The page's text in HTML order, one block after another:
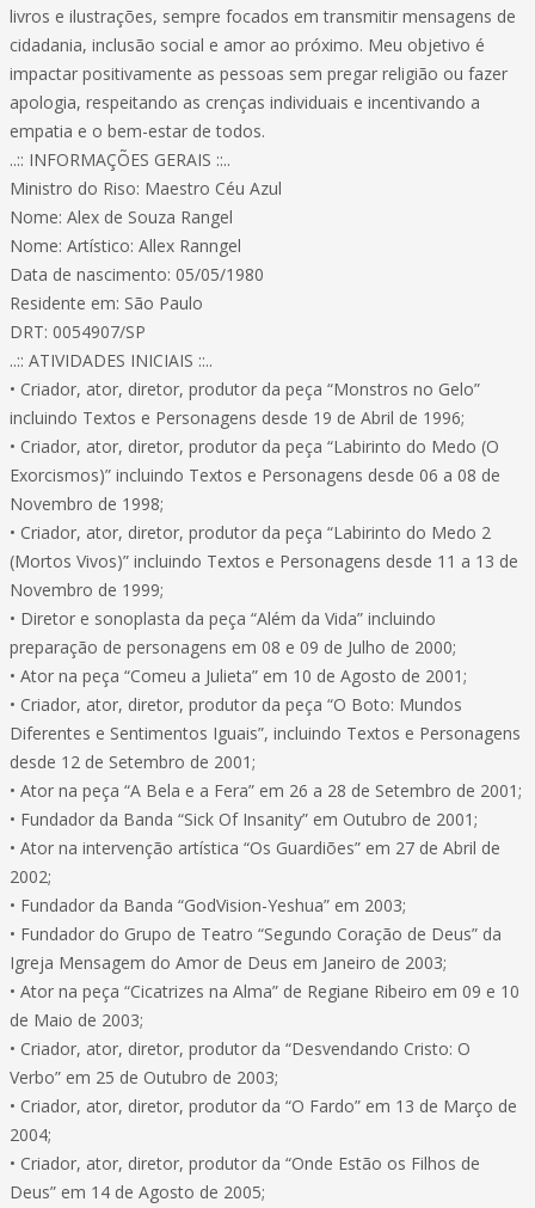
livros e ilustrações, sempre focados em transmitir mensagens de
cidadania, inclusão social e amor ao próximo. Meu objetivo é
impactar positivamente as pessoas sem pregar religião ou fazer
apologia, respeitando as crenças individuais e incentivando a
empatia e o bem-estar de todos.
..:: INFORMAÇÕES GERAIS ::..
Ministro do Riso: Maestro Céu Azul
Nome: Alex de Souza Rangel
Nome: Artístico: Allex Ranngel
Data de nascimento: 05/05/1980
Residente em: São Paulo
DRT: 0054907/SP
..:: ATIVIDADES INICIAIS ::..
• Criador, ator, diretor, produtor da peça “Monstros no Gelo”
incluindo Textos e Personagens desde 19 de Abril de 1996;
• Criador, ator, diretor, produtor da peça “Labirinto do Medo (O
Exorcismos)” incluindo Textos e Personagens desde 06 a 08 de
Novembro de 1998;
• Criador, ator, diretor, produtor da peça “Labirinto do Medo 2
(Mortos Vivos)” incluindo Textos e Personagens desde 11 a 13 de
Novembro de 1999;
• Diretor e sonoplasta da peça “Além da Vida” incluindo
preparação de personagens em 08 e 09 de Julho de 2000;
• Ator na peça “Comeu a Julieta” em 10 de Agosto de 2001;
• Criador, ator, diretor, produtor da peça “O Boto: Mundos
Diferentes e Sentimentos Iguais”, incluindo Textos e Personagens
desde 12 de Setembro de 2001;
• Ator na peça “A Bela e a Fera” em 26 a 28 de Setembro de 2001;
• Fundador da Banda “Sick Of Insanity” em Outubro de 2001;
• Ator na intervenção artística “Os Guardiões” em 27 de Abril de
2002;
• Fundador da Banda “GodVision-Yeshua” em 2003;
• Fundador do Grupo de Teatro “Segundo Coração de Deus” da
Igreja Mensagem do Amor de Deus em Janeiro de 2003;
• Ator na peça “Cicatrizes na Alma” de Regiane Ribeiro em 09 e 10
de Maio de 2003;
• Criador, ator, diretor, produtor da “Desvendando Cristo: O
Verbo” em 25 de Outubro de 2003;
• Criador, ator, diretor, produtor da “O Fardo” em 13 de Março de
2004;
• Criador, ator, diretor, produtor da “Onde Estão os Filhos de
Deus” em 14 de Agosto de 2005;